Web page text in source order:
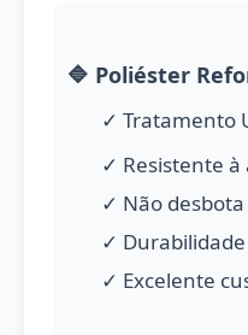
🔷 Poliéster
✓ Tratamento
✓ Resistente à
✓ Não desbota
✓
✓ Excelente